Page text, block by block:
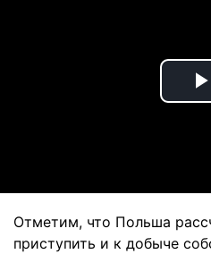
Отметим, что Польша
приступить и к добыче